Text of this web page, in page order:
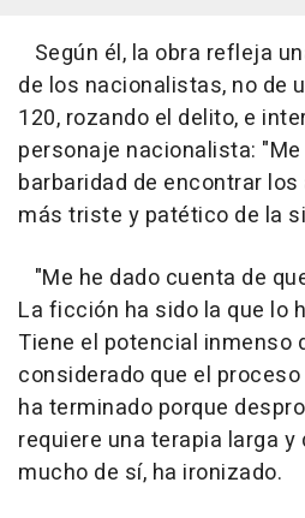
Según él, la obra refleja
de los nacionalistas, no de
120, rozando el delito, e
personaje nacionalista:
barbaridad de encontrar
más triste y patético de la
"Me he dado cuenta de
La ficción ha sido la que lo
Tiene el potencial inmenso
considerado que el
ha terminado porque
requiere una terapia larga y
mucho de sí, ha ironizado.